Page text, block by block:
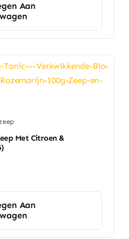
Aan
Met Citroen &
Aan